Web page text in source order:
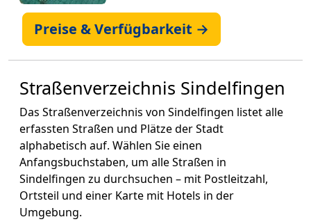
Preise & Verfügbarkeit →
Straßenverzeichnis Sindelfingen
Das Straßenverzeichnis von Sindelfingen listet alle
erfassten Straßen und Plätze der Stadt
alphabetisch auf. Wählen Sie einen
Anfangsbuchstaben, um alle Straßen in
Sindelfingen zu durchsuchen – mit Postleitzahl,
Ortsteil und einer Karte mit Hotels in der
Umgebung.